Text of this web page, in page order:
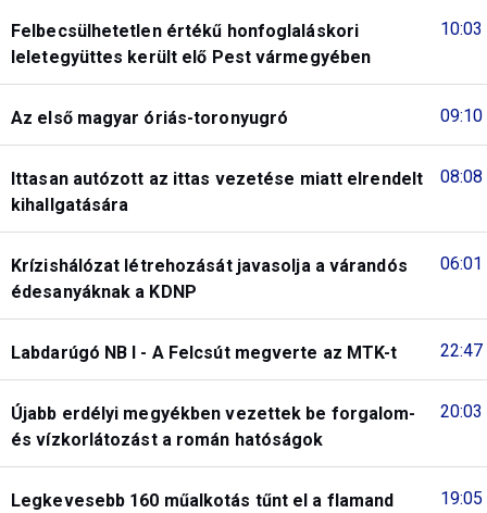
10:03
Felbecsülhetetlen értékű honfoglaláskori
leletegyüttes került elő Pest vármegyében
09:10
Az első magyar óriás-toronyugró
08:08
Ittasan autózott az ittas vezetése miatt elrendelt
kihallgatására
06:01
Krízishálózat létrehozását javasolja a várandós
édesanyáknak a KDNP
22:47
Labdarúgó NB I - A Felcsút megverte az MTK-t
20:03
Újabb erdélyi megyékben vezettek be forgalom-
és vízkorlátozást a román hatóságok
19:05
Legkevesebb 160 műalkotás tűnt el a flamand